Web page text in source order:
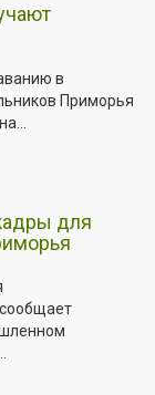
в
Приморья
для